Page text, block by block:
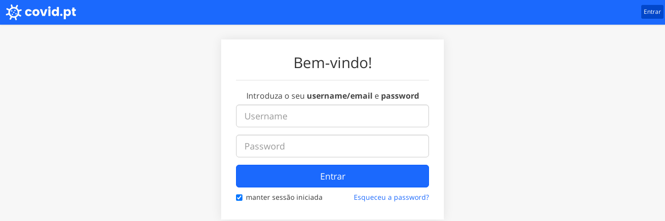
Entrar
Bem-vindo!
Introduza o seu username/email e password
Entrar
manter sessão iniciada Esqueceu a password?